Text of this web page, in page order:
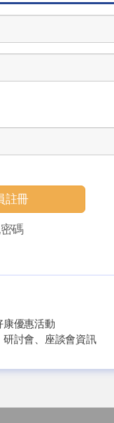
註冊
碼
康優惠活動
討會、座談會資訊